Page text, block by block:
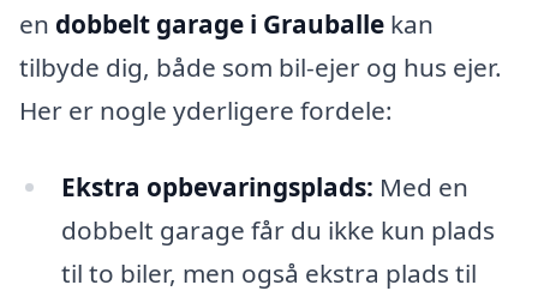
en dobbelt garage i Grauballe kan
tilbyde dig, både som bil-ejer og hus ejer.
Her er nogle yderligere fordele:
Ekstra opbevaringsplads: Med en
dobbelt garage får du ikke kun plads
til to biler, men også ekstra plads til